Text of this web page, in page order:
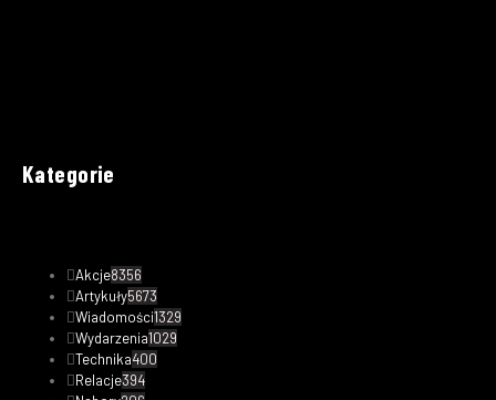
Kategorie
Akcje8356
Artykuły5673
Wiadomości1329
Wydarzenia1029
Technika400
Relacje394